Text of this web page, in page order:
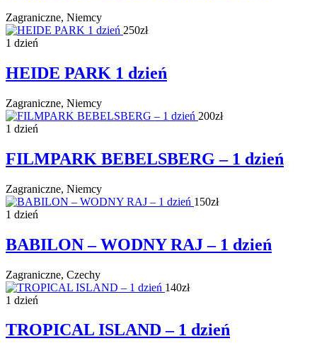
Zagraniczne, Niemcy
250zł
1 dzień
HEIDE PARK 1 dzień
Zagraniczne, Niemcy
200zł
1 dzień
FILMPARK BEBELSBERG – 1 dzień
Zagraniczne, Niemcy
150zł
1 dzień
BABILON – WODNY RAJ – 1 dzień
Zagraniczne, Czechy
140zł
1 dzień
TROPICAL ISLAND – 1 dzień